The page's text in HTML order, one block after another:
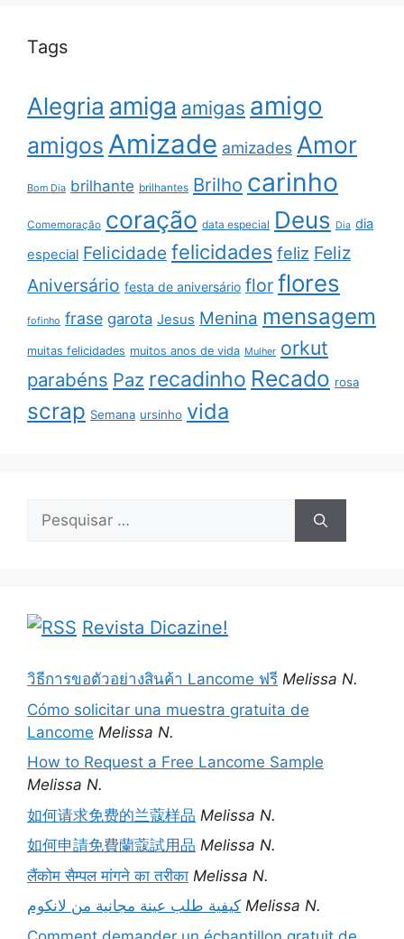
Tags
Alegria amiga amigas amigo
amigos Amizade amizades Amor
Bom Dia brilhante brilhantes Brilho carinho
Comemoração coração data especial Deus Dia dia
especial Felicidade felicidades feliz Feliz
Aniversário festa de aniversário flor flores
fofinho frase garota Jesus Menina mensagem
muitas felicidades muitos anos de vida Mulher orkut
parabéns Paz recadinho Recado rosa
scrap Semana ursinho vida
Pesquisar
Revista Dicazine!
วิธีการขอตัวอย่างสินค้า Lancome ฟรี Melissa N.
Cómo solicitar una muestra gratuita de
Lancome Melissa N.
How to Request a Free Lancome Sample
Melissa N.
如何请求免费的兰蔻样品 Melissa N.
如何申請免費蘭蔻試用品 Melissa N.
लैंकोम सैम्पल मांगने का तरीका Melissa N.
كيفية طلب عينة مجانية من لانكوم Melissa N.